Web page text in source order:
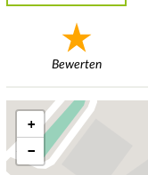
Bewerten
+
−